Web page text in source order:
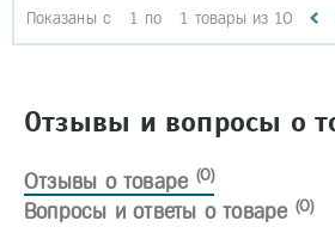
Показаны с 1 по 1 товары из 10
Отзывы и вопросы о
Отзывы о товаре (0)
Вопросы и ответы о товаре (0)